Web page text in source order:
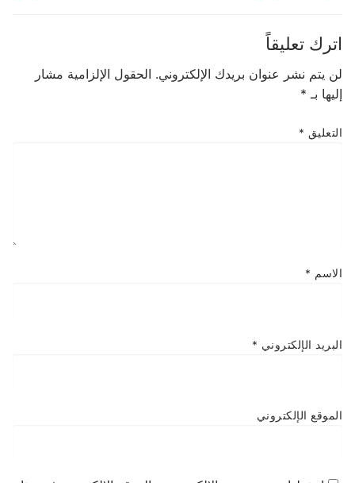
اترك تعليقاً
لن يتم نشر عنوان بريدك الإلكتروني. الحقول الإلزامية مشار
إليها بـ *
التعليق *
الاسم *
البريد الإلكتروني *
الموقع الإلكتروني